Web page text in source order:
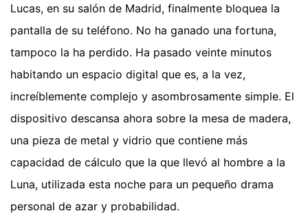
Lucas, en su salón de Madrid, finalmente bloquea la
pantalla de su teléfono. No ha ganado una fortuna,
tampoco la ha perdido. Ha pasado veinte minutos
habitando un espacio digital que es, a la vez,
increíblemente complejo y asombrosamente simple. El
dispositivo descansa ahora sobre la mesa de madera,
una pieza de metal y vidrio que contiene más
capacidad de cálculo que la que llevó al hombre a la
Luna, utilizada esta noche para un pequeño drama
personal de azar y probabilidad.